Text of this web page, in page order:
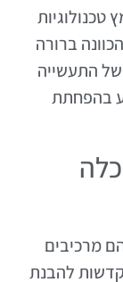
ברורה
התעשייה
בהפחתת
מרכיבים
להבנת